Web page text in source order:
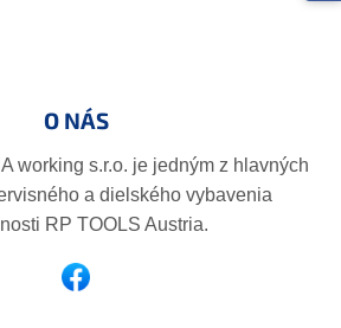
O NÁS
working s.r.o. je jedným z hlavných
a dielského vybavenia
RP TOOLS Austria.